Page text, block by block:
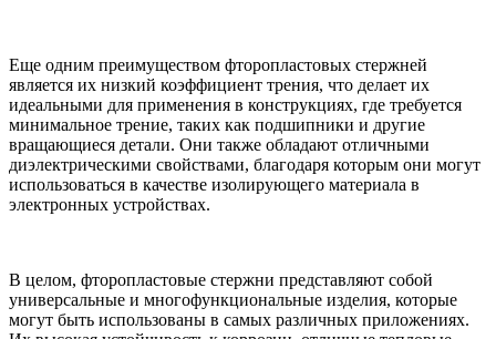
Еще одним преимуществом фторопластовых стержней
является их низкий коэффициент трения, что делает их
идеальными для применения в конструкциях, где требуется
минимальное трение, таких как подшипники и другие
вращающиеся детали. Они также обладают отличными
диэлектрическими свойствами, благодаря которым они могут
использоваться в качестве изолирующего материала в
электронных устройствах.
В целом, фторопластовые стержни представляют собой
универсальные и многофункциональные изделия, которые
могут быть использованы в самых различных приложениях.